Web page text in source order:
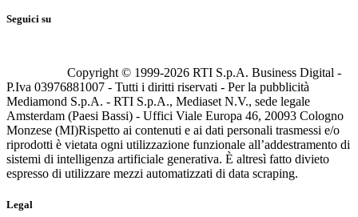
Seguici su
Copyright © 1999-2026 RTI S.p.A. Business Digital -
P.Iva 03976881007 - Tutti i diritti riservati - Per la pubblicità
Mediamond S.p.A. - RTI S.p.A., Mediaset N.V., sede legale
Amsterdam (Paesi Bassi) - Uffici Viale Europa 46, 20093 Cologno
Monzese (MI)Rispetto ai contenuti e ai dati personali trasmessi e/o
riprodotti è vietata ogni utilizzazione funzionale all’addestramento di
sistemi di intelligenza artificiale generativa. È altresì fatto divieto
espresso di utilizzare mezzi automatizzati di data scraping.
Legal